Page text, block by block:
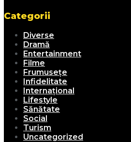
Categorii
Diverse
Dramă
Entertainment
Filme
Frumusețe
Infidelitate
Internațional
Lifestyle
Sănătate
Social
Turism
Uncategorized